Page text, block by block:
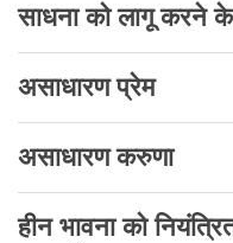
साधना को लागू करने के
असाधारण प्रेम
असाधारण करुणा
हीन भावना को